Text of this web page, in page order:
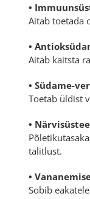
•
Aitab toetada
•
Aitab kaitsta
• Südame-
Toetab üldist
•
talitlust.
•
Sobib